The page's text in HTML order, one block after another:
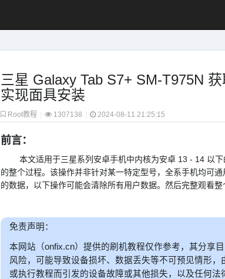
三星 Galaxy Tab S7+ SM-T975N
实现面具安装
Root教程 1307138 2024-08-11 21:25:15
前言：
本文适用于三星系列安卓手机中内核为安卓 13 - 14 以下
的整个过程。该操作并非针对某一特定型号，全系手机均可
的数据，以下操作可能会清除所有用户数据。然后完整观看整
免责声明：
本网站（onfix.cn）提供的刷机教程仅作参考，其分享
风险，可能导致设备损坏、数据丢失等不可预见情形
或执行教程而引发的设备故障或其他损失，以及任何